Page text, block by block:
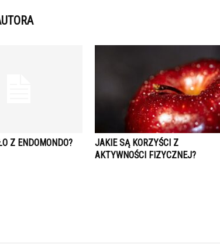
Z ENDOMONDO?
JAKIE SĄ KORZYŚCI Z
AKTYWNOŚCI FIZYCZNEJ?